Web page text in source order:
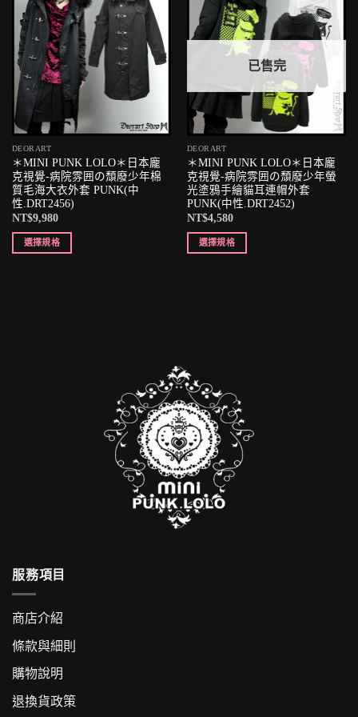
DEORART
＊MINI PUNK LOLO＊日本龐
克視覺-病院雰囲の頹廢少年棉
質毛海大衣外套 PUNK(中
性.DRT2456)
NT$9,980
選擇規格
已售完
DEORART
＊MINI PUNK LOLO＊日本龐
克視覺-病院雰囲の頹廢少年螢
光塗鴉手繪貓耳連帽外套
PUNK(中性.DRT2452)
NT$4,580
選擇規格
服務項目
商店介紹
條款與細則
購物說明
退換貨政策